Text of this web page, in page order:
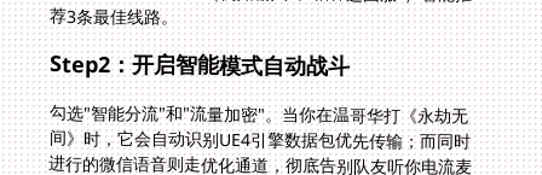
荐3条最佳线路。
Step2：开启智能模式自动战斗
勾选"智能分流"和"流量加密"。当你在温哥华打《永劫无
间》时，它会自动识别UE4引擎数据包优先传输；而同时
进行的微信语音则走优化通道，彻底告别队友听你电流麦